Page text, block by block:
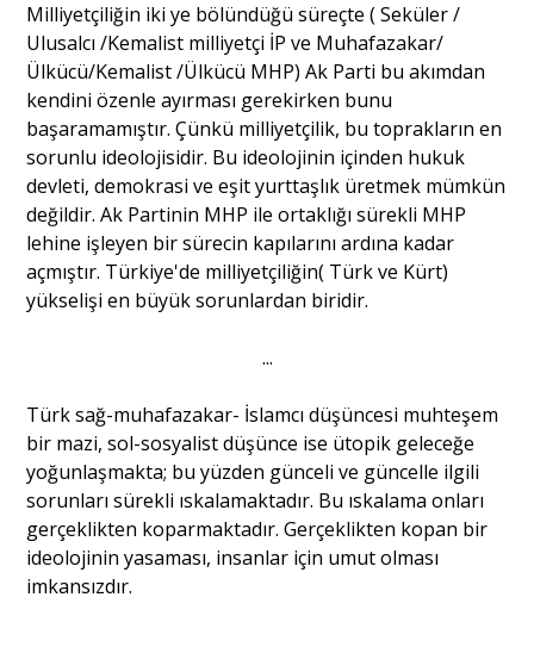
Milliyetçiliğin iki ye bölündüğü süreçte ( Seküler /
Ulusalcı /Kemalist milliyetçi İP ve Muhafazakar/
Ülkücü/Kemalist /Ülkücü MHP) Ak Parti bu akımdan
kendini özenle ayırması gerekirken bunu
başaramamıştır. Çünkü milliyetçilik, bu toprakların en
sorunlu ideolojisidir. Bu ideolojinin içinden hukuk
devleti, demokrasi ve eşit yurttaşlık üretmek mümkün
değildir. Ak Partinin MHP ile ortaklığı sürekli MHP
lehine işleyen bir sürecin kapılarını ardına kadar
açmıştır. Türkiye'de milliyetçiliğin( Türk ve Kürt)
yükselişi en büyük sorunlardan biridir.
...
Türk sağ-muhafazakar- İslamcı düşüncesi muhteşem
bir mazi, sol-sosyalist düşünce ise ütopik geleceğe
yoğunlaşmakta; bu yüzden günceli ve güncelle ilgili
sorunları sürekli ıskalamaktadır. Bu ıskalama onları
gerçeklikten koparmaktadır. Gerçeklikten kopan bir
ideolojinin yasaması, insanlar için umut olması
imkansızdır.